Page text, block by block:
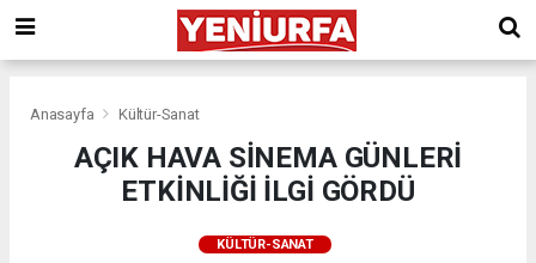
Anasayfa Kültür-Sanat
AÇIK HAVA SİNEMA GÜNLERİ
ETKİNLİĞİ İLGİ GÖRDÜ
KÜLTÜR-SANAT